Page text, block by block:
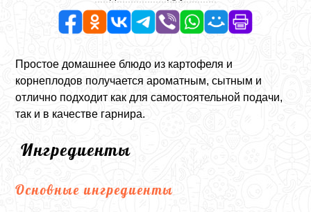
Простое домашнее блюдо из картофеля и
корнеплодов получается ароматным, сытным и
отлично подходит как для самостоятельной подачи,
так и в качестве гарнира.
Ингредиенты
Основные ингредиенты